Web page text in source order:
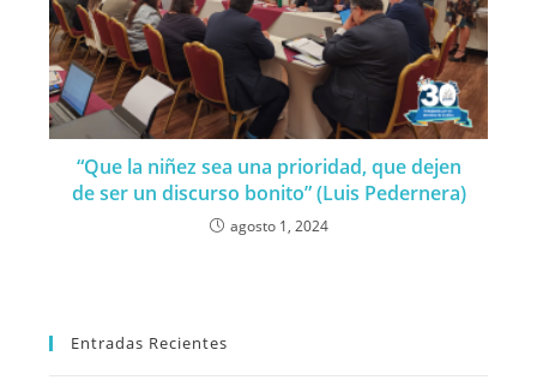
“Que la niñez sea una prioridad, que dejen
de ser un discurso bonito” (Luis Pedernera)
agosto 1, 2024
Entradas Recientes